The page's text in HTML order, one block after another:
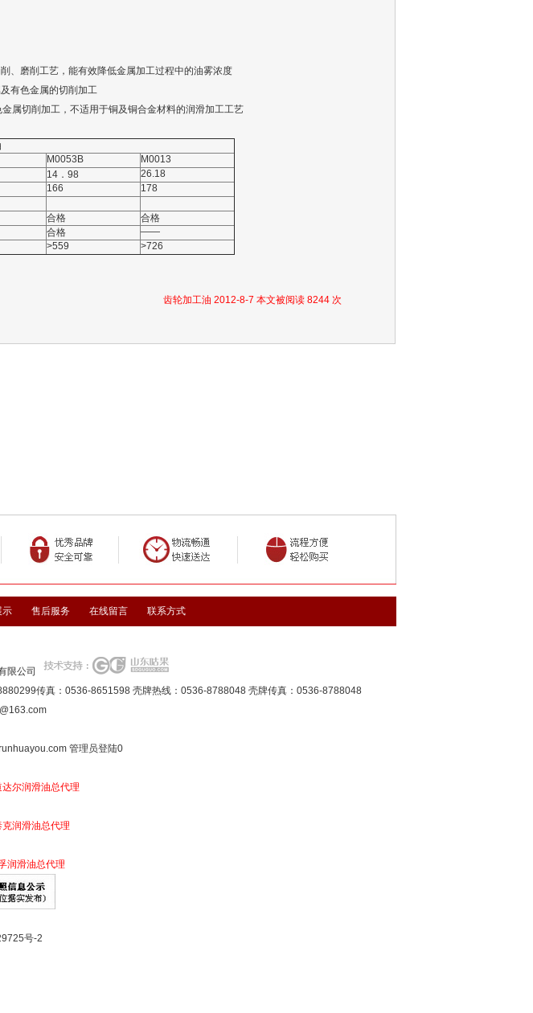
磨削工艺，能有效降低金属加工过程中的油雾浓度
色金属的切削加工
切削加工，不适用于铜及铜合金材料的润滑加工工艺
M0053B
M0013
14．98
26.18
166
178
合格
合格
合格
――
>559
>726
齿轮加工油 2012-8-7 本文被阅读 8244 次
示 售后服务 在线留言 联系方式
限公司
传真：0536-8651598 壳牌热线：0536-8788048 壳牌传真：0536-8788048
管理员登陆0
尔润滑油总代理
润滑油总代理
润滑油总代理
号-2